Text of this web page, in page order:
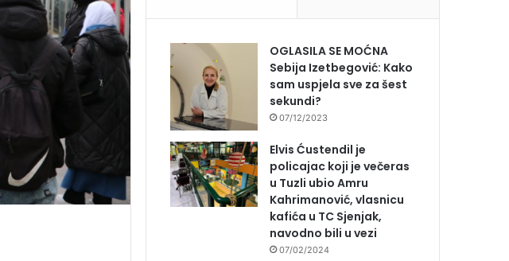
OGLASILA SE MOĆNA
Sebija Izetbegović: Kako
sam uspjela sve za šest
sekundi?
07/12/2023
Elvis Ćustendil je
policajac koji je večeras
u Tuzli ubio Amru
Kahrimanović, vlasnicu
kafića u TC Sjenjak,
navodno bili u vezi
07/02/2024